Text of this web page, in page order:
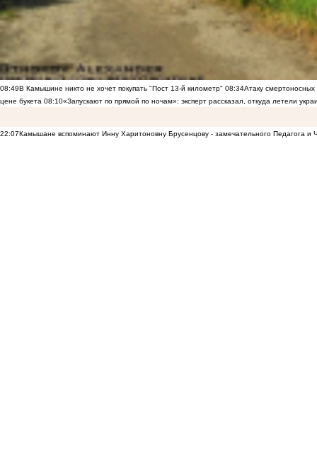
08:49В Камышине никто не хочет покупать "Пост 13-й километр" 08:34Атаку
цене букета 08:10«Запускают по прямой по ночам»: эксперт рассказал, откуда летели
22:07Камышане вспоминают Инну Харитоновну Брусенцову - замечательного Педагога и